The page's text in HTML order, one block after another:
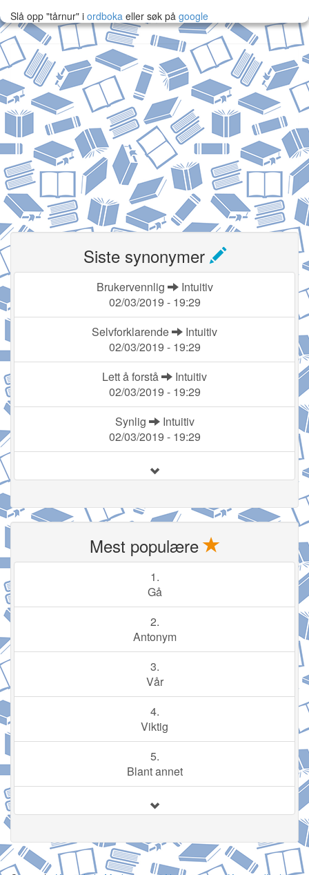
Slå opp "tårnur" i ordboka eller søk på google
Siste synonymer
Brukervennlig
Intuitiv
02/03/2019 - 19:29
Selvforklarende
Intuitiv
02/03/2019 - 19:29
Lett å forstå
Intuitiv
02/03/2019 - 19:29
Synlig
Intuitiv
02/03/2019 - 19:29
Mest populære
1.
Gå
2.
Antonym
3.
Vår
4.
Viktig
5.
Blant annet